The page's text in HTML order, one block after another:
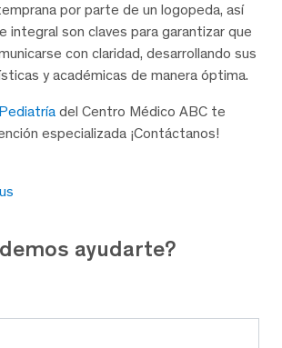
por parte de un logopeda, así
integral son claves para garantizar que
con claridad, desarrollando sus
y académicas de manera óptima.
del Centro Médico ABC te
especializada ¡Contáctanos!
ayudarte?